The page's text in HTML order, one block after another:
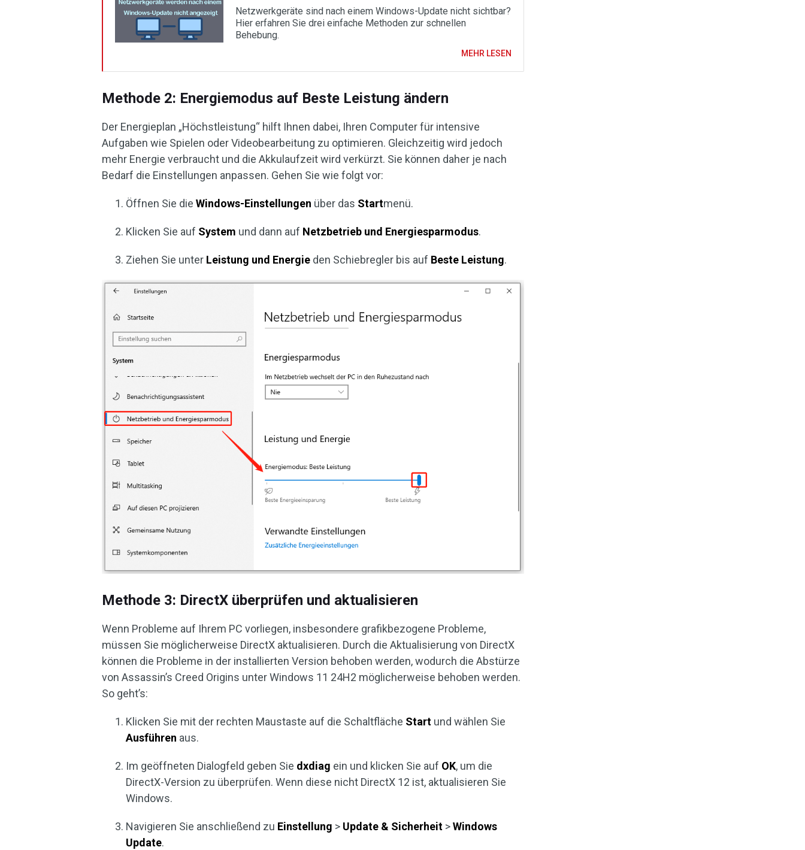
Netzwerkgeräte sind nach einem Windows-Update nicht sichtbar?
Hier erfahren Sie drei einfache Methoden zur schnellen
Behebung.
MEHR LESEN
Methode 2: Energiemodus auf Beste Leistung ändern
Der Energieplan „Höchstleistung“ hilft Ihnen dabei, Ihren Computer für intensive
Aufgaben wie Spielen oder Videobearbeitung zu optimieren. Gleichzeitig wird jedoch
mehr Energie verbraucht und die Akkulaufzeit wird verkürzt. Sie können daher je nach
Bedarf die Einstellungen anpassen. Gehen Sie wie folgt vor:
Öffnen Sie dieWindows-Einstellungen über das Startmenü.
Klicken Sie auf System und dann auf Netzbetrieb und Energiesparmodus.
Ziehen Sie unter Leistung und Energie den Schiebregler bis auf Beste Leistung.
Methode 3: DirectX überprüfen und aktualisieren
Wenn Probleme auf Ihrem PC vorliegen, insbesondere grafikbezogene Probleme,
müssen Sie möglicherweise DirectX aktualisieren. Durch die Aktualisierung von DirectX
können die Probleme in der installierten Version behoben werden, wodurch die Abstürze
von Assassin’s Creed Origins unter Windows 11 24H2 möglicherweise behoben werden.
So geht’s:
Klicken Sie mit der rechten Maustaste auf die Schaltfläche Start und wählen Sie
Ausführen aus.
Im geöffneten Dialogfeld geben Sie dxdiag ein und klicken Sie auf OK, um die
DirectX-Version zu überprüfen. Wenn diese nicht DirectX 12 ist, aktualisieren Sie
Windows.
Navigieren Sie anschließend zu Einstellung > Update & Sicherheit >Windows
Update.